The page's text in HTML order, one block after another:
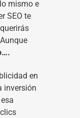
mismo e
SEO te
en
inversión